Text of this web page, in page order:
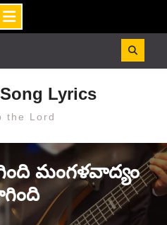
Lyrics
the Lord
మంగళవాద్యం